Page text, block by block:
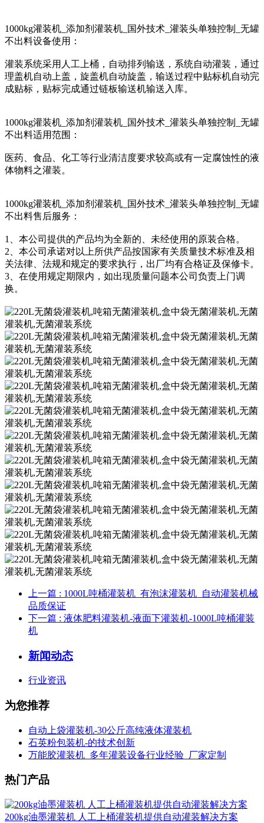
1000kg灌装机_添加剂灌装机_国外技术_灌装头单独控制_无罐
不出料设备使用：
灌装系统采用人工上桶，自动排列输送，系统自动灌装，通过
理盖机自动上盖，旋盖机自动旋盖，输送过程中贴标机自动完
成贴标，贴标完成通过链板输送机输送入库。
1000kg灌装机_添加剂灌装机_国外技术_灌装头单独控制_无罐
不出料适用范围：
医药、食品、化工等行业清洁度要求较高或有一定腐蚀性的液
体物料之灌装。
1000kg灌装机_添加剂灌装机_国外技术_灌装头单独控制_无罐
不出料售后服务：
1、本公司提供的产品均为全新的、未经使用的原装合格。
2、本公司承诺对以上所供产品按国家有关质量技术标准及相
关法律、法规和规定的要求执行，出厂均有合格证及保修卡。
3、在使用规定期限内，如出现质量问题本公司负责上门调
换。
上一篇 : 1000L吨桶灌装机_有泡沫灌装机_自动灌装机械
品质保证
下一篇 : 液体肥料灌装机-液面下灌装机-1000L吨桶灌装
机
新闻动态
行业资讯
为您推荐
自动上袋灌装机-30公斤高纯液体灌装机
石英粉包装机-的技术创新
万能胶灌装机_多年灌装设备行业经验_厂家定制
热门产品
200kg油墨灌装机 人工上桶灌装机提供自动灌装解决方案